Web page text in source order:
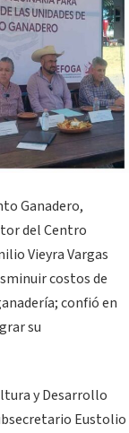
Ganadero,
del Centro
Vieyra Vargas
costos de
confió en
su
y Desarrollo
Eustolio